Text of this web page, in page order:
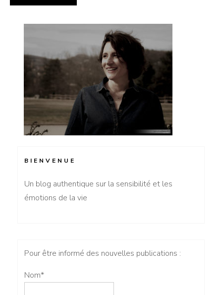
BIENVENUE
Un blog authentique sur la sensibilité et les
émotions de la vie
Pour être informé des nouvelles publications :
Nom*